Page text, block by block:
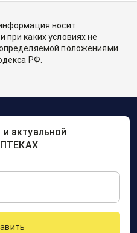
носит
каких условиях не
положениями
РФ.
и актуальной